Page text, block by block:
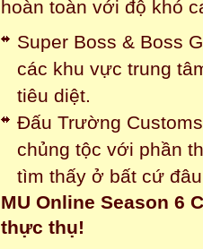
hoàn toàn với độ khó
Super Boss & Boss
các khu vực trung
tiêu diệt.
Đấu Trường
chủng tộc với phần
tìm thấy ở bất cứ
MU Online Season 6
thực thụ!